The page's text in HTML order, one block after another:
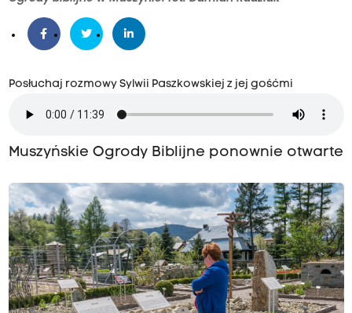
Posłuchaj rozmowy Sylwii Paszkowskiej z jej gośćmi
Muszyńskie Ogrody Biblijne ponownie otwarte